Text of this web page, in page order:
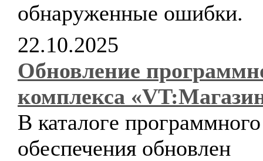
обнаруженные ошибки.
22.10.2025
Обновление
комплекса
В каталоге программного
обеспечения обновлен